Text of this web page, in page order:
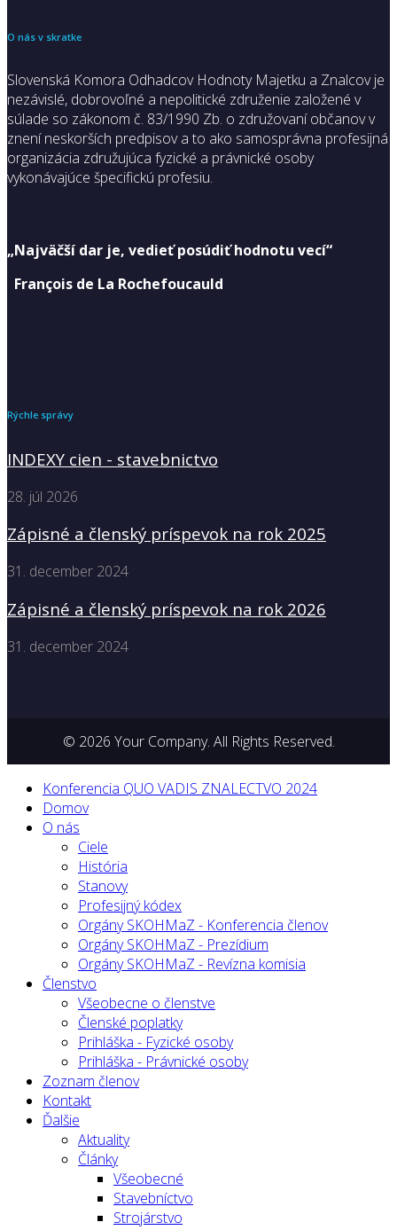
O nás v skratke
Slovenská Komora Odhadcov Hodnoty Majetku a Znalcov je
nezávislé, dobrovoľné a nepolitické združenie založené v
súlade so zákonom č. 83/1990 Zb. o združovaní občanov v
znení neskorších predpisov a to ako samosprávna profesijná
organizácia združujúca fyzické a právnické osoby
vykonávajúce špecifickú profesiu.
„Najväčší dar je, vedieť posúdiť hodnotu vecí“
François de La Rochefoucauld
Rýchle správy
INDEXY cien - stavebnictvo
28. júl 2026
Zápisné a členský príspevok na rok 2025
31. december 2024
Zápisné a členský príspevok na rok 2026
31. december 2024
© 2026 Your Company. All Rights Reserved.
Konferencia QUO VADIS ZNALECTVO 2024
Domov
O nás
Ciele
História
Stanovy
Profesijný kódex
Orgány SKOHMaZ - Konferencia členov
Orgány SKOHMaZ - Prezídium
Orgány SKOHMaZ - Revízna komisia
Členstvo
Všeobecne o členstve
Členské poplatky
Prihláška - Fyzické osoby
Prihláška - Právnické osoby
Zoznam členov
Kontakt
Ďalšie
Aktuality
Články
Všeobecné
Stavebníctvo
Strojárstvo